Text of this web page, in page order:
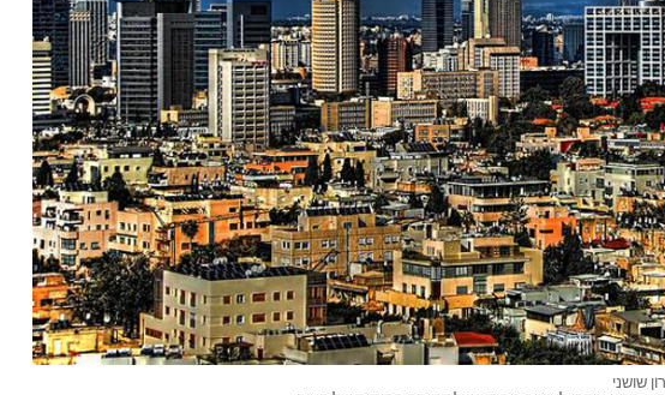
רון שושני